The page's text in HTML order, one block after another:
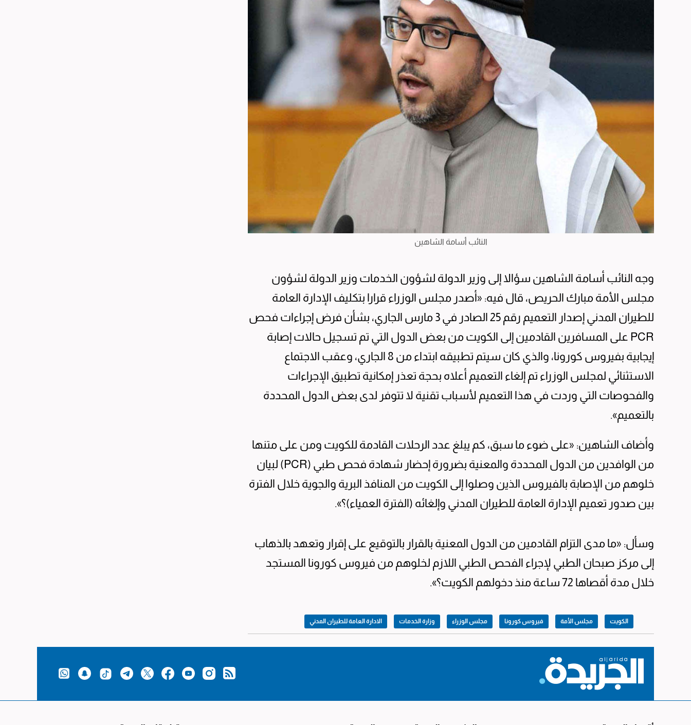
النائب أسامة الشاهين
وجه النائب أسامة الشاهين سؤالا إلى وزير الدولة لشؤون الخدمات وزير الدولة لشؤون
مجلس الأمة مبارك الحريص، قال فيه: «أصدر مجلس الوزراء قرارا بتكليف الإدارة العامة
للطيران المدني إصدار التعميم رقم 25 الصادر في 3 مارس الجاري، بشأن فرض إجراءات فحص
PCR على المسافرين القادمين إلى الكويت من بعض الدول التي تم تسجيل حالات إصابة
إيجابية بفيروس كورونا، والذي كان سيتم تطبيقه ابتداء من 8 الجاري، وعقب الاجتماع
الاستثنائي لمجلس الوزراء تم إلغاء التعميم أعلاه بحجة تعذر إمكانية تطبيق الإجراءات
والفحوصات التي وردت في هذا التعميم لأسباب تقنية لا تتوفر لدى بعض الدول المحددة
بالتعميم».
وأضاف الشاهين: «على ضوء ما سبق، كم يبلغ عدد الرحلات القادمة للكويت ومن على متنها
من الوافدين من الدول المحددة والمعنية بضرورة إحضار شهادة فحص طبي (PCR) لبيان
خلوهم من الإصابة بالفيروس الذين وصلوا إلى الكويت من المنافذ البرية والجوية خلال الفترة
بين صدور تعميم الإدارة العامة للطيران المدني وإلغائه (الفترة العمياء)؟».
وسأل: «ما مدى التزام القادمين من الدول المعنية بالقرار بالتوقيع على إقرار وتعهد بالذهاب
إلى مركز صبحان الطبي لإجراء الفحص الطبي اللازم لخلوهم من فيروس كورونا المستجد
خلال مدة أقصاها 72 ساعة منذ دخولهم الكويت؟».
الكويت مجلس الأمة فيروس كورونا مجلس الوزراء وزارة الخدمات الادارة العامة للطيران المدني